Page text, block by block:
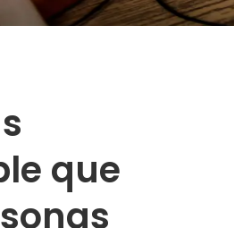
que